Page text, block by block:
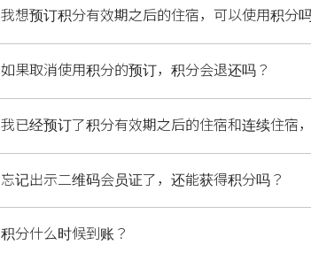
我想预订积分有效期之后的住宿，可以使用积分
如果取消使用积分的预订，积分会退还吗？
我已经预订了积分有效期之后的住宿和连续住宿
忘记出示二维码会员证了，还能获得积分吗？
积分什么时候到账？